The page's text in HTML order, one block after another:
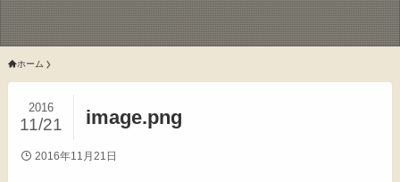
ホーム
image.png
2016
11/21
2016年11月21日